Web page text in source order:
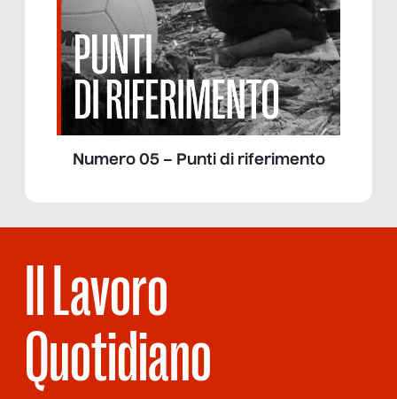
Numero 05 – Punti di riferimento
Il Lavoro
Quotidiano